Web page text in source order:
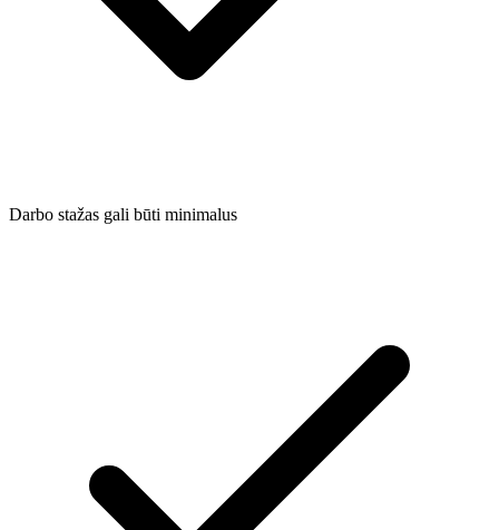
Darbo stažas gali būti minimalus